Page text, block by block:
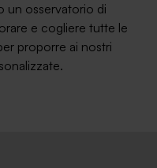
un osservatorio di
e cogliere tutte le
proporre ai nostri